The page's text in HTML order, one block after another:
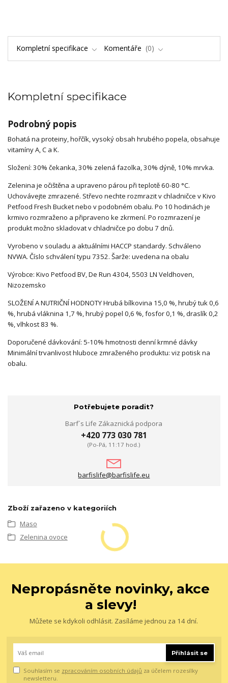
Kompletní specifikace Komentáře 0
Kompletní specifikace
Podrobný popis
Bohatá na proteiny, hořčík, vysoký obsah hrubého popela, obsahuje
vitamíny A, C a K.
Složení: 30% čekanka, 30% zelená fazolka, 30% dýně, 10% mrvka.
Zelenina je očištěna a upraveno párou při teplotě 60-80 °C.
Uchovávejte zmrazené. Střevo nechte rozmrazit v chladničce v Kivo
Petfood Fresh Bucket nebo v podobném obalu. Po 10 hodinách je
krmivo rozmraženo a připraveno ke zkrmení. Po rozmrazení je
produkt možno skladovat v chladničce po dobu 7 dnů.
Vyrobeno v souladu a aktuálními HACCP standardy. Schváleno
NVWA. Číslo schválení typu 7352. Šarže: uvedena na obalu
Výrobce: Kivo Petfood BV, De Run 4304, 5503 LN Veldhoven,
Nizozemsko
SLOŽENÍ A NUTRIČNÍ HODNOTY Hrubá bílkovina 15,0 %, hrubý tuk 0,6
%, hrubá vláknina 1,7 %, hrubý popel 0,6 %, fosfor 0,1 %, draslík 0,2
%, vlhkost 83 %.
Doporučené dávkování: 5-10% hmotnosti denní krmné dávky
Minimální trvanlivost hluboce zmraženého produktu: viz potisk na
obalu.
Potřebujete poradit?
Barf´s Life Zákaznická podpora
+420 773 030 781
(Po-Pá, 11:17 hod.)
barfislife@barfislife.eu
Zboží zařazeno v kategoriích
Maso
Zelenina ovoce
Nepropásněte novinky, akce
a slevy!
Můžete se kdykoli odhlásit. Zasíláme jednou za 14 dní.
Přihlásit se
Souhlasím se zpracováním osobních údajů za účelem rozesílky
newsletteru.